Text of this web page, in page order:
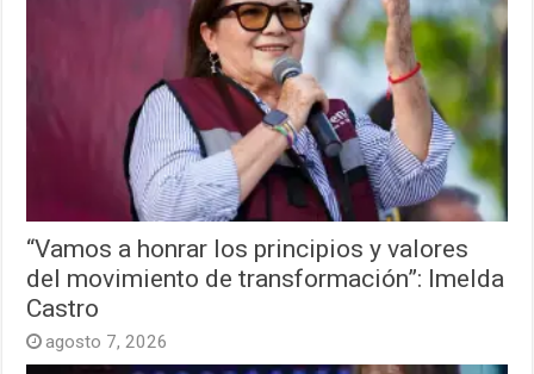
“Vamos a honrar los principios y valores
del movimiento de transformación”: Imelda
Castro
agosto 7, 2026